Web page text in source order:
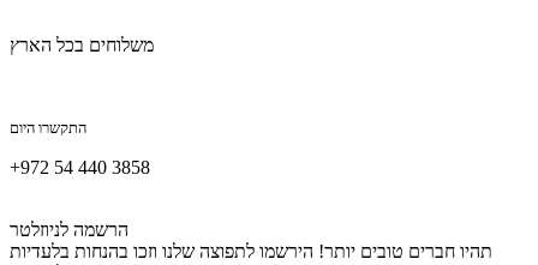
משלוחים בכל הארץ
התקשרו היום
+972 54 440 3858
הרשמה לניוזלטר
תהיו חברים טובים יותר! הירשמו לתפוצה שלנו וזכו בהנחות בלעדיות